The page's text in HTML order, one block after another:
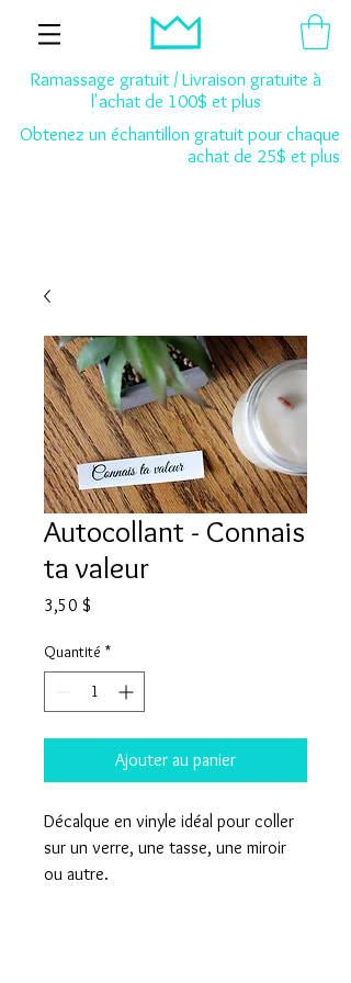
Ramassage gratuit / Livraison gratuite à
l'achat de 100$ et plus
Obtenez un échantillon gratuit pour chaque
achat de 25$ et plus
Autocollant - Connais
ta valeur
3,50 $
Quantité *
Ajouter au panier
Décalque en vinyle idéal pour coller
sur un verre, une tasse, une miroir
ou autre.